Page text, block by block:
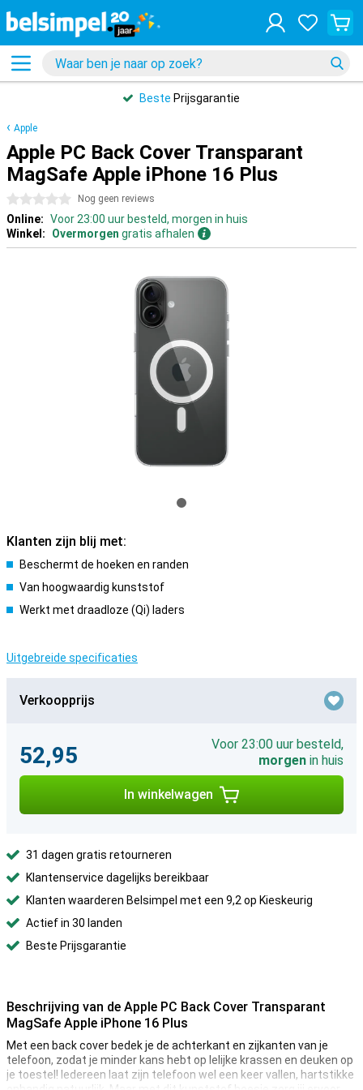
Beste Prijsgarantie
Apple
Apple PC Back Cover Transparant
MagSafe Apple iPhone 16 Plus
0 sterren Nog geen reviews
Online: Voor 23:00 uur besteld, morgen in huis
Winkel:
Overmorgen gratis afhalen
Klanten zijn blij met:
Beschermt de hoeken en randen
Van hoogwaardig kunststof
Werkt met draadloze (Qi) laders
Uitgebreide specificaties
Verkoopprijs
52,95
Voor 23:00 uur besteld,
morgen in huis
In winkelwagen
31 dagen gratis retourneren
Klantenservice dagelijks bereikbaar
Klanten waarderen Belsimpel met een 9,2 op Kieskeurig
Actief in 30 landen
Beste Prijsgarantie
Beschrijving van de Apple PC Back Cover Transparant
MagSafe Apple iPhone 16 Plus
Met een back cover bedek je de achterkant en zijkanten van je
telefoon, zodat je minder kans hebt op lelijke krassen en deuken op
je toestel! Iedereen laat zijn telefoon wel een keer vallen, hartstikke